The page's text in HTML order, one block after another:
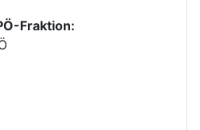
Fraktion: